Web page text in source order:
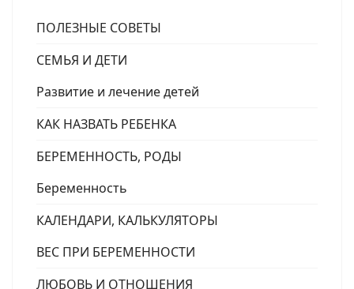
ПОЛЕЗНЫЕ СОВЕТЫ
СЕМЬЯ И ДЕТИ
Развитие и лечение детей
КАК НАЗВАТЬ РЕБЕНКА
БЕРЕМЕННОСТЬ, РОДЫ
Беременность
КАЛЕНДАРИ, КАЛЬКУЛЯТОРЫ
ВЕС ПРИ БЕРЕМЕННОСТИ
ЛЮБОВЬ И ОТНОШЕНИЯ